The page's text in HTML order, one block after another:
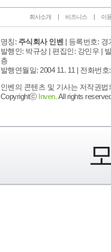
회사소개 비즈니스 이
명칭: 주식회사 인벤 | 등록번호: 경
발행인: 박규상 | 편집인: 강민우 |
층
발행연월일: 2004 11. 11 | 전화번호
인벤의 콘텐츠 및 기사는 저작권
Copyrightⓒ Inven.All rights